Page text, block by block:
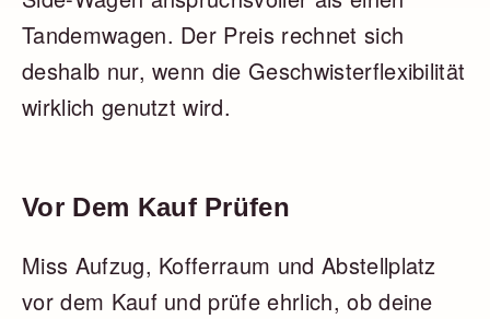
Tandemwagen. Der Preis rechnet sich
deshalb nur, wenn die Geschwisterflexibilität
wirklich genutzt wird.
Vor Dem Kauf Prüfen
Miss Aufzug, Kofferraum und Abstellplatz
vor dem Kauf und prüfe ehrlich, ob deine